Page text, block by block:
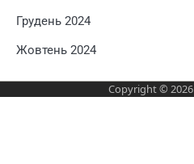
Грудень 2024
Жовтень 2024
Copyright © 2026